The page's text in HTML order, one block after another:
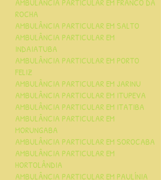
ROCHA
AMBULÂNCIA PARTICULAR EM SALTO
AMBULÂNCIA PARTICULAR EM
INDAIATUBA
AMBULÂNCIA PARTICULAR EM PORTO
FELIZ
AMBULÂNCIA PARTICULAR EM JARINU
AMBULÂNCIA PARTICULAR EM ITUPEVA
AMBULÂNCIA PARTICULAR EM ITATIBA
AMBULÂNCIA PARTICULAR EM
MORUNGABA
AMBULÂNCIA PARTICULAR EM SOROCABA
AMBULÂNCIA PARTICULAR EM
HORTOLÂNDIA
AMBULÂNCIA PARTICULAR EM PAULÍNIA